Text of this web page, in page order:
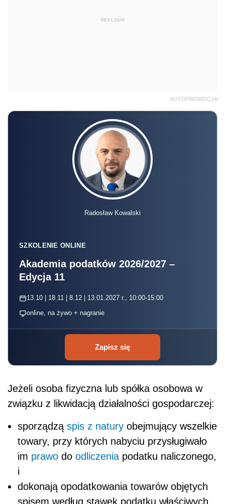
REKLAMA
AUTOPROMOCJA
Radosław Kowalski
SZKOLENIE ONLINE
Akademia podatków 2026/2027 –
Edycja 11
13.10 | 18.11 | 8.12 | 13.01.2027 r., 10:00-15:00
online, na żywo + nagranie
Zapisz się
Jeżeli osoba fizyczna lub spółka osobowa w
związku z likwidacją działalności gospodarczej:
sporządzą spis z natury obejmujący wszelkie
towary, przy których nabyciu przysługiwało
im prawo do odliczenia podatku naliczonego,
i
dokonają opodatkowania towarów objętych
spisem według stawek podatku właściwych